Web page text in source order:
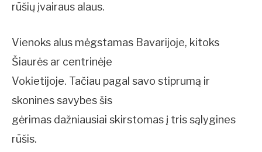
rūšių įvairaus alaus.
Vienoks alus mėgstamas Bavarijoje, kitoks 
Šiaurės ar centrinėje
Vokietijoje. Tačiau pagal savo stiprumą ir
skonines savybes šis
gėrimas dažniausiai skirstomas į tris sąlygines
rūšis.